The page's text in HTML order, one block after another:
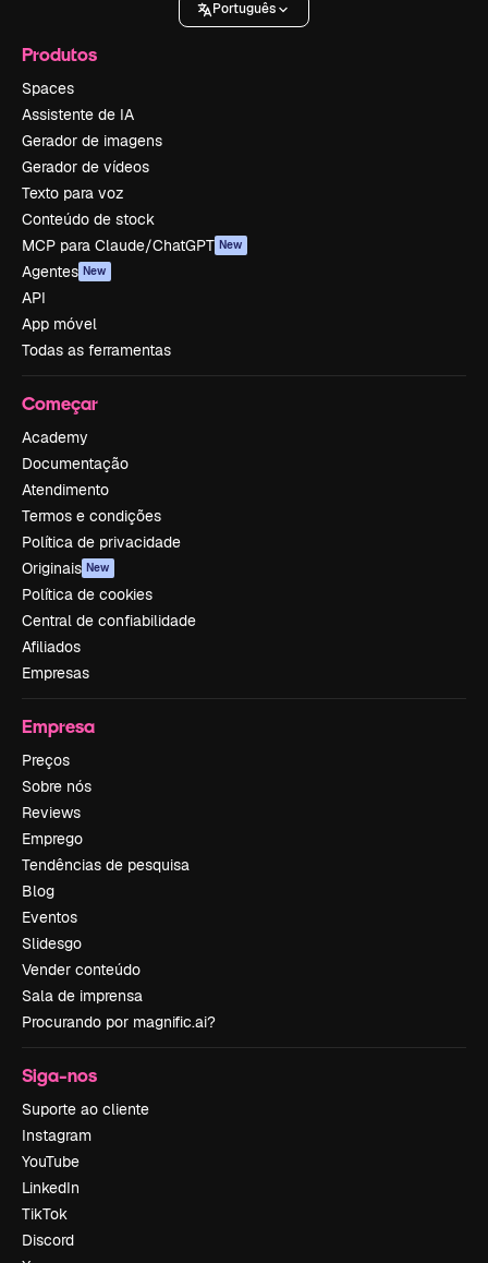
Português
Produtos
Spaces
Assistente de IA
Gerador de imagens
Gerador de vídeos
Texto para voz
Conteúdo de stock
MCP para Claude/ChatGPT New
Agentes New
API
App móvel
Todas as ferramentas
Começar
Academy
Documentação
Atendimento
Termos e condições
Política de privacidade
Originais New
Política de cookies
Central de confiabilidade
Afiliados
Empresas
Empresa
Preços
Sobre nós
Reviews
Emprego
Tendências de pesquisa
Blog
Eventos
Slidesgo
Vender conteúdo
Sala de imprensa
Procurando por magnific.ai?
Siga-nos
Suporte ao cliente
Instagram
YouTube
LinkedIn
TikTok
Discord